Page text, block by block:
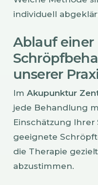
individuell
Ablauf einer
unserer
Im Akupunktur
jede Behandlung
Einschätzung Ihrer
geeignete
die Therapie
abzustimmen.